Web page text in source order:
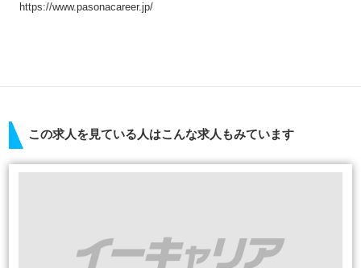
https://www.pasonacareer.jp/
この求人を見ている人はこんな求人もみています